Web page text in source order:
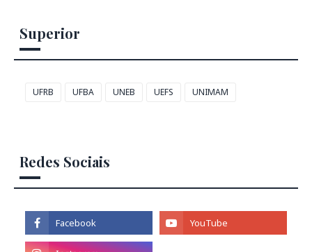
Superior
UFRB UFBA UNEB UEFS UNIMAM
Redes Sociais